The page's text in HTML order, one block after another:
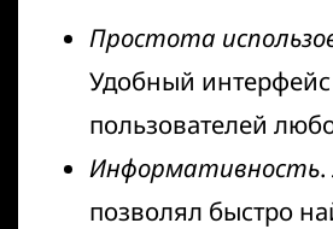
Простота
Удобный
пользователей
Информативность
позволял быстро